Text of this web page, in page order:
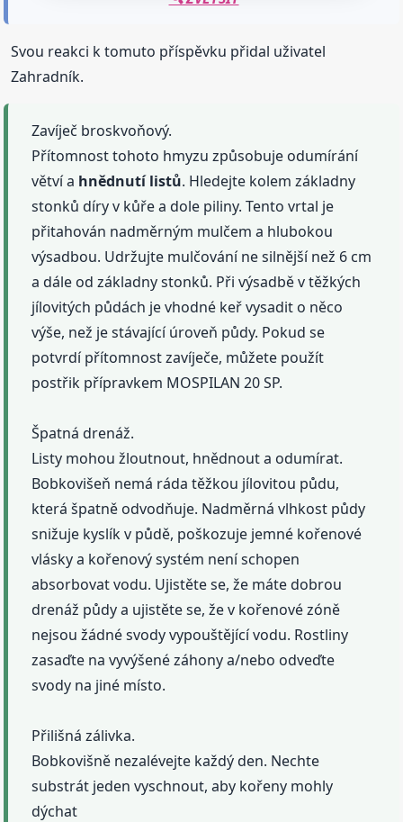
Svou reakci k tomuto příspěvku přidal uživatel
Zahradník.
Zavíječ broskvoňový.
Přítomnost tohoto hmyzu způsobuje odumírání
větví a hnědnutí listů. Hledejte kolem základny
stonků díry v kůře a dole piliny. Tento vrtal je
přitahován nadměrným mulčem a hlubokou
výsadbou. Udržujte mulčování ne silnější než 6 cm
a dále od základny stonků. Při výsadbě v těžkých
jílovitých půdách je vhodné keř vysadit o něco
výše, než je stávající úroveň půdy. Pokud se
potvrdí přítomnost zavíječe, můžete použít
postřik přípravkem MOSPILAN 20 SP.
Špatná drenáž.
Listy mohou žloutnout, hnědnout a odumírat.
Bobkovišeň nemá ráda těžkou jílovitou půdu,
která špatně odvodňuje. Nadměrná vlhkost půdy
snižuje kyslík v půdě, poškozuje jemné kořenové
vlásky a kořenový systém není schopen
absorbovat vodu. Ujistěte se, že máte dobrou
drenáž půdy a ujistěte se, že v kořenové zóně
nejsou žádné svody vypouštějící vodu. Rostliny
zasaďte na vyvýšené záhony a/nebo odveďte
svody na jiné místo.
Přilišná zálivka.
Bobkovišně nezalévejte každý den. Nechte
substrát jeden vyschnout, aby kořeny mohly
dýchat